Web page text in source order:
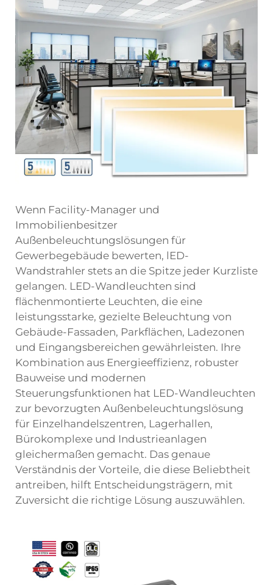
Wenn Facility-Manager und
Immobilienbesitzer
Außenbeleuchtungslösungen für
Gewerbegebäude bewerten, lED-
Wandstrahler stets an die Spitze jeder Kurzliste
gelangen. LED-Wandleuchten sind
flächenmontierte Leuchten, die eine
leistungsstarke, gezielte Beleuchtung von
Gebäude-Fassaden, Parkflächen, Ladezonen
und Eingangsbereichen gewährleisten. Ihre
Kombination aus Energieeffizienz, robuster
Bauweise und modernen
Steuerungsfunktionen hat LED-Wandleuchten
zur bevorzugten Außenbeleuchtungslösung
für Einzelhandelszentren, Lagerhallen,
Bürokomplexe und Industrieanlagen
gleichermaßen gemacht. Das genaue
Verständnis der Vorteile, die diese Beliebtheit
antreiben, hilft Entscheidungsträgern, mit
Zuversicht die richtige Lösung auszuwählen.